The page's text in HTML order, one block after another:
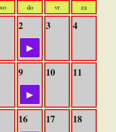
do vr za
2 3 4
9 10 11
16 17 18